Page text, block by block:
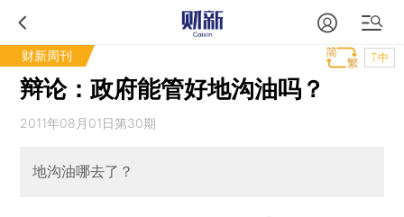
财新周刊 T中
辩论：政府能管好地沟油吗？
2011年08月01日第30期
地沟油哪去了？